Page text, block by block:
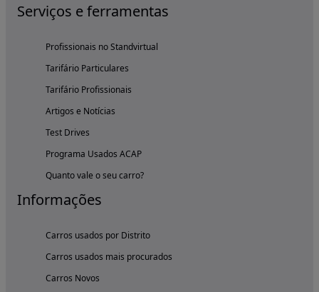
Serviços e ferramentas
Profissionais no Standvirtual
Tarifário Particulares
Tarifário Profissionais
Artigos e Notícias
Test Drives
Programa Usados ACAP
Quanto vale o seu carro?
Informações
Carros usados por Distrito
Carros usados mais procurados
Carros Novos